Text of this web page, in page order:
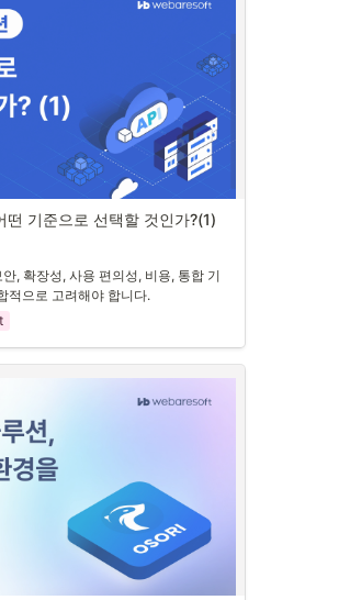
이 중앙에서 관리되므로, 보안이 강화
인증 및 인가 과정을 거치며, 데이터
수 있습니다. 이를 통해 무단 접근을
보호할 수 있습니다.
효율적으로 관리하고 분산시킵니다.
방지하고, 성능을 최적화할 수 있습니
있게 분산되므로, 더 빠른 응답 시간
요성
를 효율적으로 관리하고, 보안을 강화
을 줍니다. 그렇다면, 어떤 기준으로
게 좋을까요? API 관리 솔루션을 선택
다.
을 제공하며, 데이터 암호화와 보안
야 합니다.
트 요청이 증가함에 따라 확장할 수 있
서의 오토스케일이 자유로워 확장성
래픽 증가에도 안정적인 성능을 유지
떤 기준으로 선택할 것인가?(1)
, 확장성, 사용 편의성, 비용, 통합 기
적으로 고려해야 합니다.